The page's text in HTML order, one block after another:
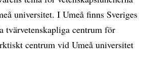
universitet. I Umeå finns Sveriges
tvärvetenskapliga centrum för
centrum vid Umeå universitet